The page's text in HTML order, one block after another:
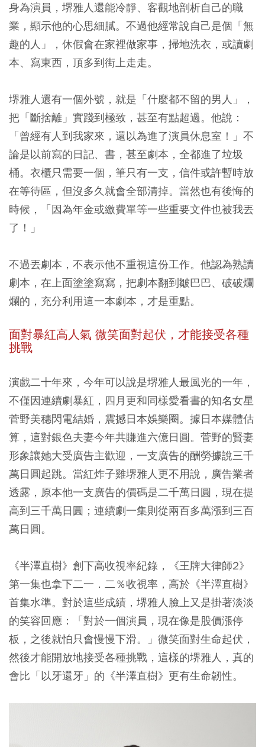
身為演員，堺雅人還能冷靜、客觀地剖析自己的職
業，顯示他的心思細膩。不過他經常說自己是個「無
趣的人」，休假會在家裡做家事，掃地洗衣，或讀劇
本、寫東西，頂多到街上走走。
堺雅人還有一個外號，就是「什麼都不留的男人」，
把「斷捨離」實踐到極致，甚至有點超過。他說：
「曾經有人到我家來，還以為進了演員休息室！」不
論是以前寫的日記、書，甚至劇本，全都進了垃圾
桶。衣櫃只需要一個，筆只有一支，信件或許暫時放
在等待區，但沒多久就會全部清掉。當然也有後悔的
時候，「因為年金或繳費單等一些重要文件也被我丟
了！」
不過丟劇本，不表示他不重視這份工作。他認為熟讀
劇本，在上面塗塗寫寫，把劇本翻到皺巴巴、破破爛
爛的，充分利用這一本劇本，才是重點。
面對暴紅高人氣 微笑面對起伏，才能接受各種
挑戰
演戲二十年來，今年可以說是堺雅人最風光的一年，
不僅因連續劇暴紅，四月更和同樣愛看書的知名女星
菅野美穗閃電結婚，震撼日本娛樂圈。據日本媒體估
算，這對銀色夫妻今年共賺進六億日圓。菅野的賢妻
形象讓她大受廣告主歡迎，一支廣告的酬勞據說三千
萬日圓起跳。當紅炸子雞堺雅人更不用說，廣告業者
透露，原本他一支廣告的價碼是二千萬日圓，現在提
高到三千萬日圓；連續劇一集則從兩百多萬漲到三百
萬日圓。
《半澤直樹》創下高收視率紀錄，《王牌大律師2》
第一集也拿下二一．二％收視率，高於《半澤直樹》
首集水準。對於這些成績，堺雅人臉上又是掛著淡淡
的笑容回應：「對於一個演員，現在像是股價漲停
板，之後就怕只會慢慢下滑。」微笑面對生命起伏，
然後才能開放地接受各種挑戰，這樣的堺雅人，真的
會比「以牙還牙」的《半澤直樹》更有生命韌性。